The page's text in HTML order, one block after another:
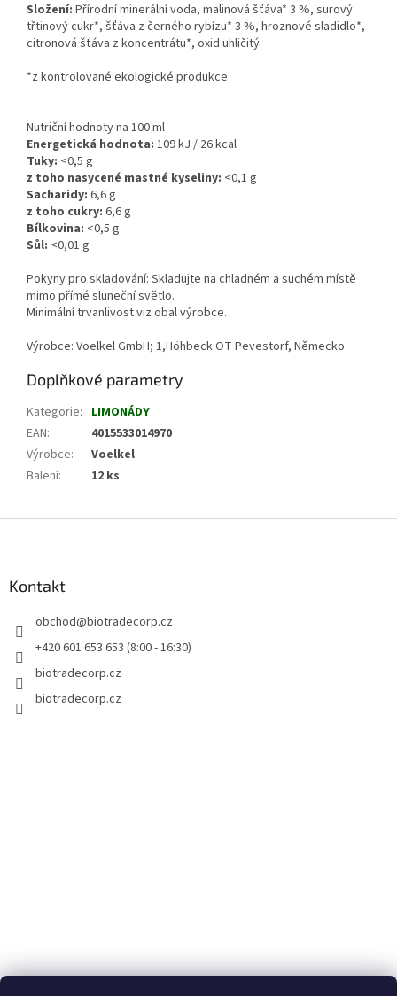
Složení: Přírodní minerální voda, malinová šťáva* 3 %, surový
třtinový cukr*, šťáva z černého rybízu* 3 %, hroznové sladidlo*,
citronová šťáva z koncentrátu*, oxid uhličitý
*z kontrolované ekologické produkce
Nutriční hodnoty na 100 ml
Energetická hodnota: 109 kJ / 26 kcal
Tuky: <0,5 g
z toho nasycené mastné kyseliny: <0,1 g
Sacharidy: 6,6g
z toho cukry: 6,6g
Bílkovina: <0,5 g
Sůl: <0,01 g
Pokyny pro skladování: Skladujte na chladném a suchém místě
mimo přímé sluneční světlo.
Minimální trvanlivost viz obal výrobce.
Výrobce: Voelkel GmbH; 1,Höhbeck OT Pevestorf, Německo
Doplňkové parametry
Kategorie: LIMONÁDY
EAN:
4015533014970
Výrobce:
Voelkel
Balení: 12 ks
Kontakt
obchod@biotradecorp.cz
+420 601 653 653 (8:00 - 16:30)
biotradecorp.cz
biotradecorp.cz